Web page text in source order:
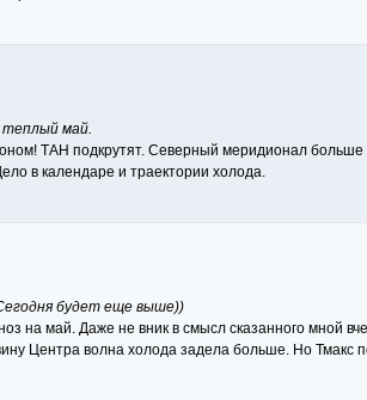
май.
ТАН подкрутят. Северный меридионал
в календаре и траектории холода.
будет еще выше))
на май. Даже не вник в смысл сказанного мной
Центра волна холода задела больше. Но Тмакс